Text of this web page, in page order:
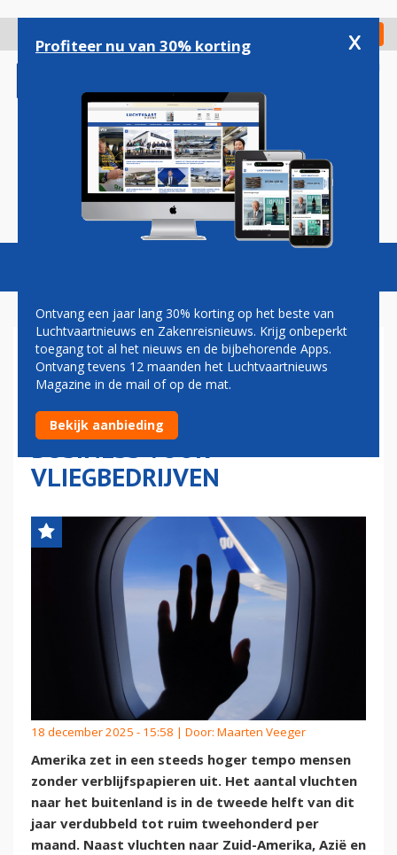
gaan
Check in
Magazine Podcasts Vacatures
AANTAL AMERIKAANSE
DEPORTATIEVLUCHTEN
NEEMT TOE: LUCRATIEVE
BUSINESS VOOR
VLIEGBEDRIJVEN
18 december 2025 - 15:58 | Door: Maarten Veeger
Amerika zet in een steeds hoger tempo mensen
zonder verblijfspapieren uit. Het aantal vluchten
naar het buitenland is in de tweede helft van dit
jaar verdubbeld tot ruim tweehonderd per
maand. Naast vluchten naar Zuid-Amerika, Azië en
Profiteer nu van 30% korting x
Ontvang een jaar lang 30% korting op het beste van
Luchtvaartnieuws en Zakenreisnieuws. Krijg onbeperkt
toegang tot al het nieuws en de bijbehorende Apps.
Ontvang tevens 12 maanden het Luchtvaartnieuws
Magazine in de mail of op de mat.
Bekijk aanbieding